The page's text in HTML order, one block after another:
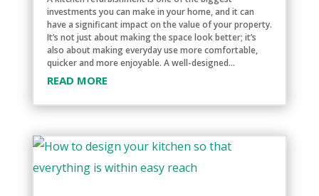
investments you can make in your home, and it can
have a significant impact on the value of your property.
It’s not just about making the space look better; it’s
also about making everyday use more comfortable,
quicker and more enjoyable. A well-designed...
READ MORE